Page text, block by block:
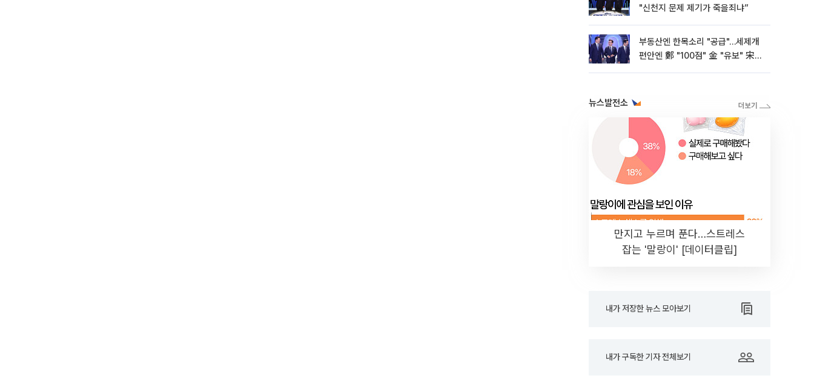
"신천지 문제 제기가 죽을죄냐”
부동산엔 한목소리 "공급"…세제개
편안엔 鄭 "100점" 金 "유보" 宋
뉴스발전소
만지고 누르며 푼다…스트레스
잡는 '말랑이' [데이터클립]
내가 저장한 뉴스 모아보기
내가 구독한 기자 전체보기